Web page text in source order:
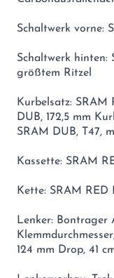
Schaltwerk vorne:
Schaltwerk hinten:
größtem Ritzel
Kurbelsatz: SRAM
DUB, 172,5 mm
SRAM DUB, T47,
Kassette: SRAM
Kette: SRAM RED
Lenker: Bontrager
124 mm Drop, 41